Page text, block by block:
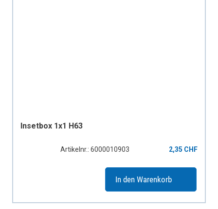
Insetbox 1x1 H63
Artikelnr.: 6000010903 2,35 CHF
In den Warenkorb